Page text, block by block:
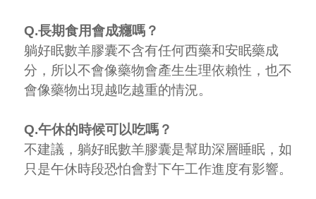
Q.長期食用會成癮嗎？
躺好眠數羊膠囊不含有任何西藥和安眠藥成
分，所以不會像藥物會產生生理依賴性，也不
會像藥物出現越吃越重的情況。
Q.午休的時候可以吃嗎？
不建議，躺好眠數羊膠囊是幫助深層睡眠，如
只是午休時段恐怕會對下午工作進度有影響。